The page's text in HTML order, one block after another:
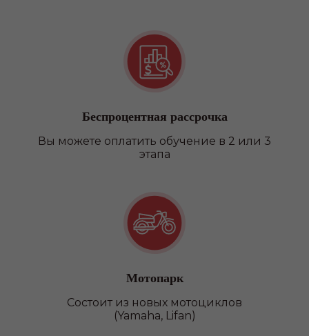
Беспроцентная рассрочка
Вы можете оплатить обучение в 2 или 3
этапа
Мотопарк
Состоит из новых мотоциклов
(Yamaha, Lifan)